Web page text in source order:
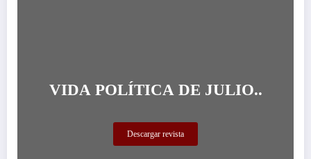
VIDA POLÍTICA DE JULIO..
Descargar revista